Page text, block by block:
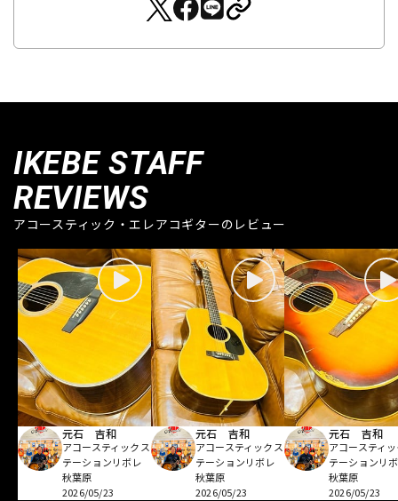
IKEBE STAFF
REVIEWS
アコースティック・エレアコギターのレビュー
元石 吉和
アコースティックス
テーションリボレ
秋葉原
2026/05/23
元石 吉和
アコースティックス
テーションリボレ
秋葉原
2026/05/23
元石 吉和
アコースティ
テーションリ
秋葉原
2026/05/23